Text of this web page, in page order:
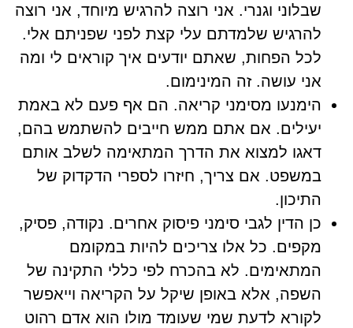
שבלוני וגנרי. אני רוצה להרגיש מיוחד, אני רוצה
להרגיש שלמדתם עלי קצת לפני שפניתם אלי.
לכל הפחות, שאתם יודעים איך קוראים לי ומה
אני עושה. זה המינימום.
הימנעו מסימני קריאה. הם אף פעם לא באמת
יעילים. אם אתם ממש חייבים להשתמש בהם,
דאגו למצוא את הדרך המתאימה לשלב אותם
במשפט. אם צריך, חיזרו לספרי הדקדוק של
התיכון.
כן הדין לגבי סימני פיסוק אחרים. נקודה, פסיק,
מקפים. כל אלו צריכים להיות במקומם
המתאימים. לא בהכרח לפי כללי התקינה של
השפה, אלא באופן שיקל על הקריאה וייאפשר
לקורא לדעת שמי שעומד מולו הוא אדם רהוט